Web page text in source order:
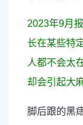
2023年9月
长在某些特
人都不会太
却会引起大
脚后跟的黑